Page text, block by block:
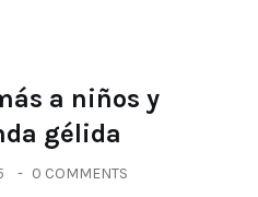
a niños y
gélida
0 COMMENTS